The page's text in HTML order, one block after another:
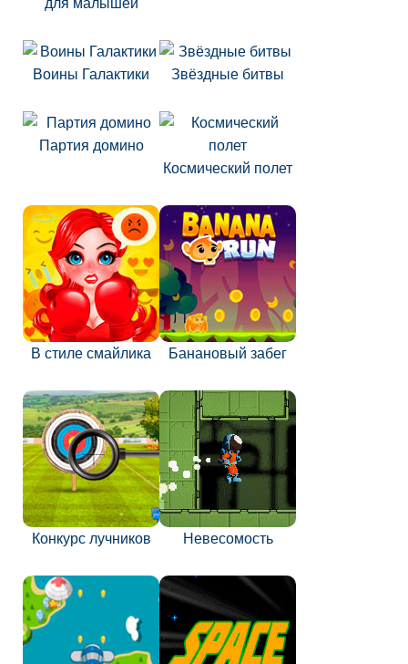
для малышей
Воины Галактики Звёздные битвы
Партия домино
Космический полет
В стиле смайлика Банановый забег
Конкурс лучников Невесомость